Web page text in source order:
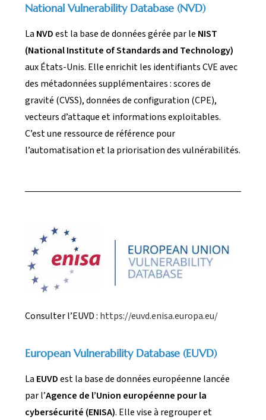
National Vulnerability Database (NVD)
La NVDest la base de données gérée par le NIST
(National Institute of Standards and Technology)
aux États-Unis. Elle enrichit les identifiants CVE avec
des métadonnées supplémentaires : scores de
gravité (CVSS), données de configuration (CPE),
vecteurs d’attaque et informations exploitables.
C’est une ressource de référence pour
l’automatisation et la priorisation des vulnérabilités.
Consulter l’EUVD : https://euvd.enisa.europa.eu/
European Vulnerability Database (EUVD)
La EUVDest la base de données européenne lancée
par l’Agence de l’Union européenne pour la
cybersécurité (ENISA). Elle vise à regrouper et